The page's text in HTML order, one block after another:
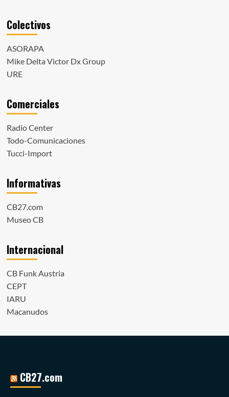
Colectivos
ASORAPA
Mike Delta Victor Dx Group
URE
Comerciales
Radio Center
Todo-Comunicaciones
Tucci-Import
Informativas
CB27.com
Museo CB
Internacional
CB Funk Austria
CEPT
IARU
Macanudos
CB27.com